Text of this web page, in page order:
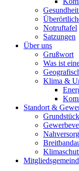
Notruftafel
Satzungen
Über uns
Grußwort
Was ist
Klima &
Standort &